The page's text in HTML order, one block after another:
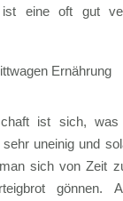
ist eine oft gut
ist sich, was
uneinig und
sich von Zeit
gönnen.